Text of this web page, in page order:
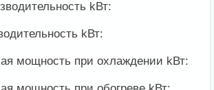
kВт:
kВт:
мощность при охлаждении kВт: